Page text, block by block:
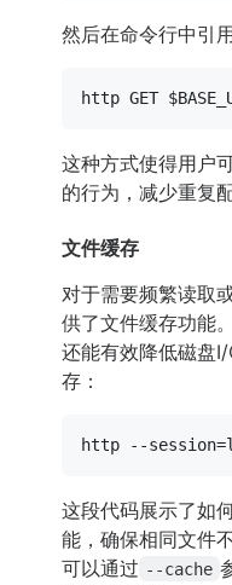
然后在命令行中引
http GET
这种方式使得用户
的行为，减少重复
文件缓存
对于需要频繁读取
供了文件缓存功能
还能有效降低磁盘
存：
这段代码展示了如
能，确保相同文件
可以通过 --cache